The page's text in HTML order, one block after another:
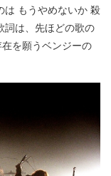
は もうやめないか 殺
詞は、先ほどの歌の
を願うベンジーの